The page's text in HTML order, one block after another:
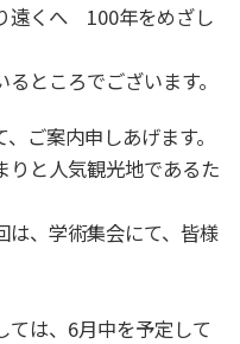
遠くへ 100年をめざし
ところでございます。
ご案内申しあげます。
りと人気観光地であるた
は、学術集会にて、皆様
ては、6月中を予定して